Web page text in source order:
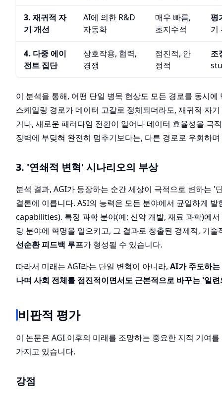
3. 재귀적 자
기 개선
AI에 의한 R&D
자동화
매우 빠름,
초지수적
평
기
4. 다중 에이
전트 집단
상호작용, 협력,
경쟁
점진적, 안
정적
조
이 분석을 통해, 어떤 단일 병목 현상도 모든 경로를 동시
스케일링 경로가 데이터 고갈로 정체되더라도, 재귀적 자
거나, 새로운 패러다임 전환이 일어나 데이터 효율성을 극
장벽에 부딪혀 완전히 멈추기보다는, 다른 경로로 우회하
3. '연쇄적 변혁' 시나리오의 부상
분석 결과, AGI가 등장하는 순간 세상이 극적으로 변하는 '
결론에 이릅니다. ASI의 능력은 모든 분야에서 균일하게
capabilities). 특정 과학 분야(예: 신약 개발, 재료 과학)에
당 분야에 혁명을 일으키고, 그 결과로 창출된 경제적, 기
선순환 피드백 루프가 형성될 수 있습니다.
따라서 미래는 AGI라는 단일 변혁이 아니라, AI가 주도하
나며 사회 전체를 점진적이면서도 근본적으로 바꾸는 '일
비판적 평가
이 논문은 AGI 이후의 미래를 조망하는 중요한 지적 기여
가지고 있습니다.
강점